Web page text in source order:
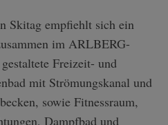
Skitag empfiehlt sich ein
im ARLBERG-
Freizeit- und
mit Strömungskanal und
sowie Fitnessraum,
Dampfbad und